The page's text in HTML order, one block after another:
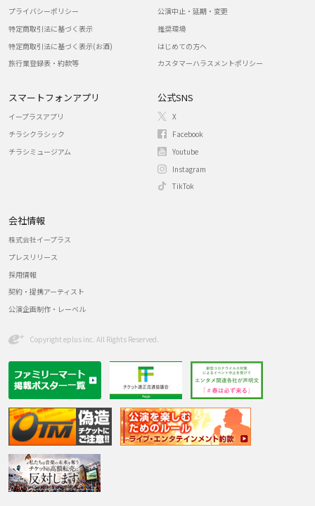
プライバシーポリシー
特定商取引法に基づく表示
特定商取引法に基づく表示(お酒)
旅行業登録表・約款等
公演中止・延期・変更
推奨環境
はじめての方へ
カスタマーハラスメントポリシー
スマートフォンアプリ
イープラスアプリ
チラシクラシック
チラシミュージアム
公式SNS
X
Facebook
Youtube
Instagram
TikTok
会社情報
株式会社イープラス
プレスリリース
採用情報
契約・提携アーティスト
公演企画制作・レーベル
Copyright eplus inc. All Rights Reserved.